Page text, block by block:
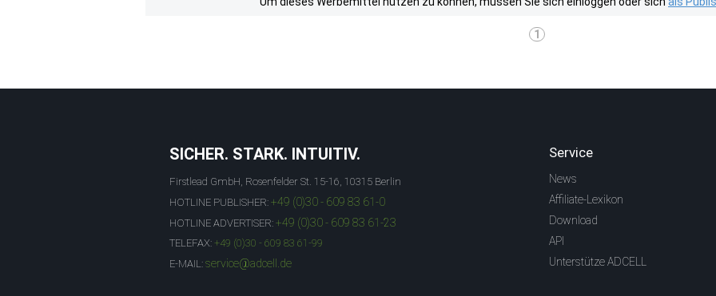
1
SICHER. STARK. INTUITIV.
Firstlead GmbH, Rosenfelder St. 15-16, 10315 Berlin
HOTLINE PUBLISHER: +49 (0)30 - 609 83 61-0
HOTLINE ADVERTISER: +49 (0)30 - 609 83 61-23
TELEFAX: +49 (0)30 - 609 83 61-99
E-MAIL: service@adcell.de
Service
News
Affiliate-Lexikon
Download
API
Unterstütze ADCELL